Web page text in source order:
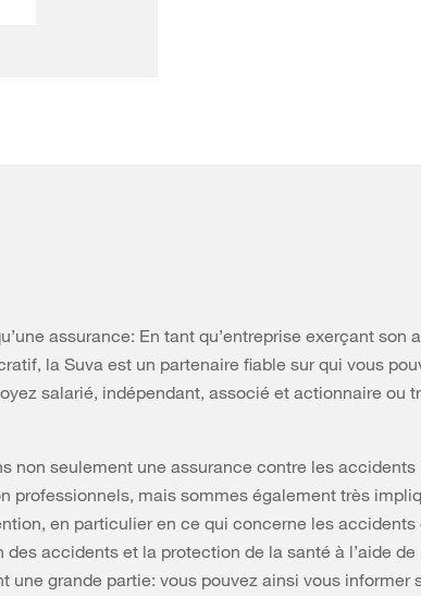
assurance: En tant qu’entreprise exerçant son
la Suva est un partenaire fiable sur qui vous
salarié, indépendant, associé et actionnaire ou
non seulement une assurance contre les accidents
professionnels, mais sommes également très
en particulier en ce qui concerne les accidents
des accidents et la protection de la santé à l’aide de
une grande partie: vous pouvez ainsi vous informer